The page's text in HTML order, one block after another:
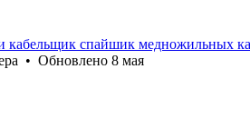
кабельщик спайшик медножильных
• Обновлено 8 мая